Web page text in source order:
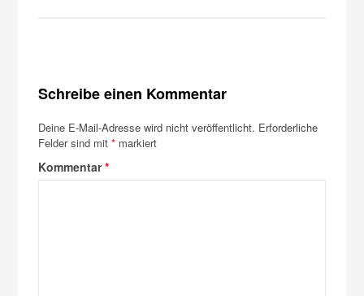
Schreibe einen Kommentar
Deine E-Mail-Adresse wird nicht veröffentlicht. Erforderliche
Felder sind mit* markiert
Kommentar*